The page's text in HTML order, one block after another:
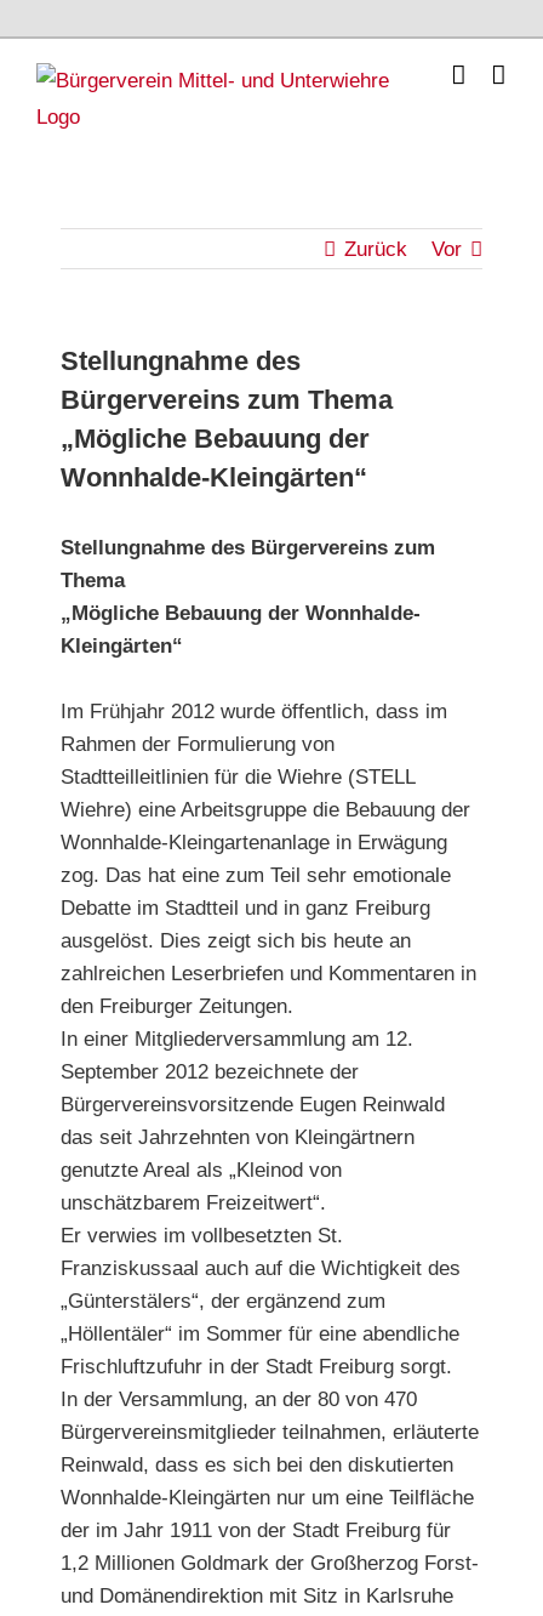
content
Zurück Vor
Stellungnahme des
Bürgervereins zum Thema
„Mögliche Bebauung der
Wonnhalde-Kleingärten“
Stellungnahme des Bürgervereins zum
Thema
„Mögliche Bebauung der Wonnhalde-
Kleingärten“
Im Frühjahr 2012 wurde öffentlich, dass im
Rahmen der Formulierung von
Stadtteilleitlinien für die Wiehre (STELL
Wiehre) eine Arbeitsgruppe die Bebauung der
Wonnhalde-Kleingartenanlage in Erwägung
zog. Das hat eine zum Teil sehr emotionale
Debatte im Stadtteil und in ganz Freiburg
ausgelöst. Dies zeigt sich bis heute an
zahlreichen Leserbriefen und Kommentaren in
den Freiburger Zeitungen.
In einer Mitgliederversammlung am 12.
September 2012 bezeichnete der
Bürgervereinsvorsitzende Eugen Reinwald
das seit Jahrzehnten von Kleingärtnern
genutzte Areal als „Kleinod von
unschätzbarem Freizeitwert“.
Er verwies im vollbesetzten St.
Franziskussaal auch auf die Wichtigkeit des
„Günterstälers“, der ergänzend zum
„Höllentäler“ im Sommer für eine abendliche
Frischluftzufuhr in der Stadt Freiburg sorgt.
In der Versammlung, an der 80 von 470
Bürgervereinsmitglieder teilnahmen, erläuterte
Reinwald, dass es sich bei den diskutierten
Wonnhalde-Kleingärten nur um eine Teilfläche
der im Jahr 1911 von der Stadt Freiburg für
1,2 Millionen Goldmark der Großherzog Forst-
und Domänendirektion mit Sitz in Karlsruhe